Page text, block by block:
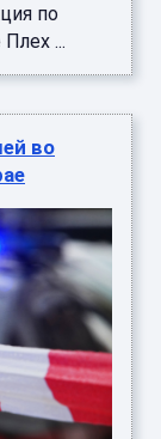
по
...
во